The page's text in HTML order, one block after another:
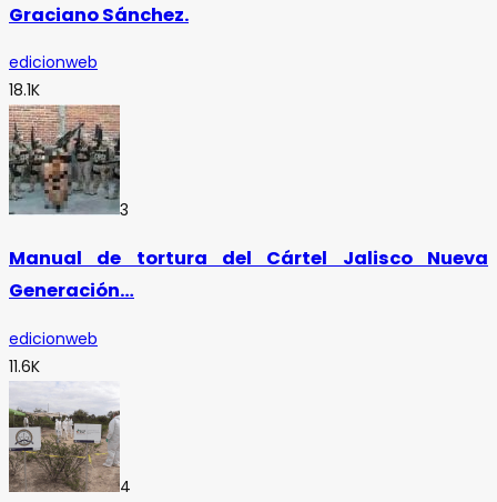
Graciano Sánchez.
edicionweb
18.1K
3
Manual de tortura del Cártel Jalisco Nueva
Generación…
edicionweb
11.6K
4